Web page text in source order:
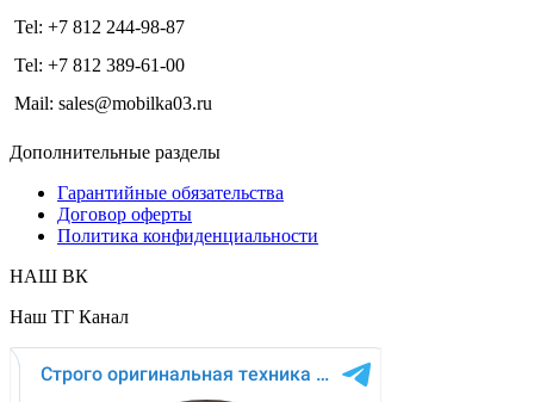
Tel: +7 812 244-98-87
Tel: +7 812 389-61-00
Mail: sales@mobilka03.ru
Дополнительные разделы
Гарантийные обязательства
Договор оферты
Политика конфиденциальности
НАШ ВК
Наш ТГ Канал